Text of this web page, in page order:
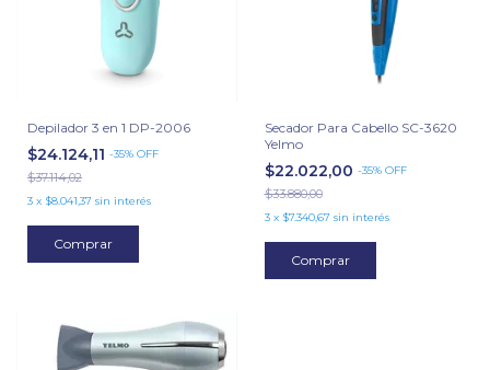
Depilador 3 en 1 DP-2006
$24.124,11 -35% OFF
$37.114,02
3 x $8.041,37 sin interés
Comprar
Secador Para Cabello SC-3620
Yelmo
$22.022,00 -35% OFF
$33.880,00
3 x $7.340,67 sin interés